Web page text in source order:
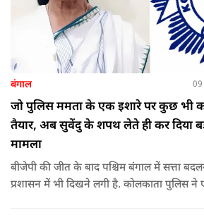
बंगाल
जो पुलिस ममता के एक इशारे पर कुछ भी
तैयार, अब सुवेंदु के शपथ लेते ही कर दिया
मामला
बीजेपी की जीत के बाद पश्चिम बंगाल में सत्ता
प्रशासन में भी दिखने लगी है. कोलकाता पुलिस ने